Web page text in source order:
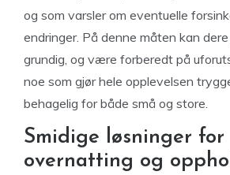
og som varsler om eventuelle
endringer. På denne måten kan
grundig, og være forberedt på
noe som gjør hele opplevelsen
behagelig for både små og store.
Smidige løsninger for
overnatting og